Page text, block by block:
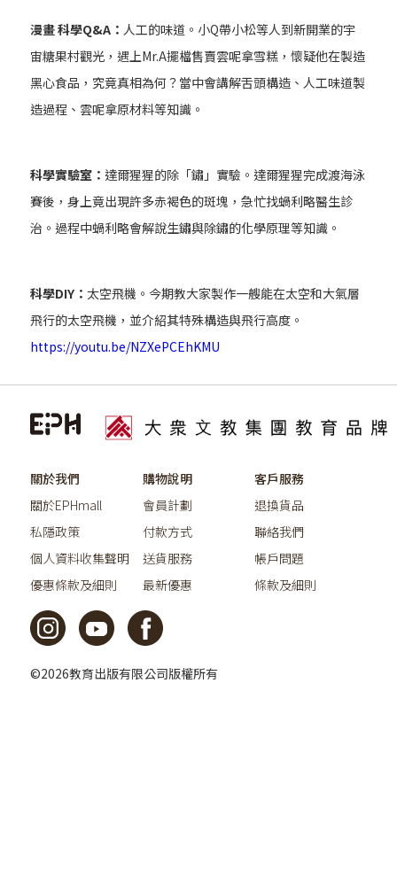
漫畫 科學Q&A： 人工的味道。小Q帶小松等人到新開業的宇
宙糖果村觀光，遇上Mr.A擺檔售賣雲呢拿雪糕，懷疑他在製造
黑心食品，究竟真相為何？當中會講解舌頭構造、人工味道製
造過程、雲呢拿原材料等知識。
科學實驗室： 達爾猩猩的除「鏽」實驗。達爾猩猩完成渡海泳
賽後，身上竟出現許多赤褐色的斑塊，急忙找蝸利略醫生診
治。過程中蝸利略會解說生鏽與除鏽的化學原理等知識。
科學DIY： 太空飛機。今期教大家製作一艘能在太空和大氣層
飛行的太空飛機，並介紹其特殊構造與飛行高度。
https://youtu.be/NZXePCEhKMU
關於我們
關於EPHmall
私隱政策
個人資料收集聲明
優惠條款及細則
購物說明
會員計劃
付款方式
送貨服務
最新優惠
客戶服務
退換貨品
聯絡我們
帳戶問題
條款及細則
©2026教育出版有限公司版權所有